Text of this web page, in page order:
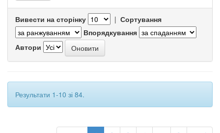
Вивести на сторінку | Сортування
Впорядкування
Автори
Результати 1-10 зі 84.